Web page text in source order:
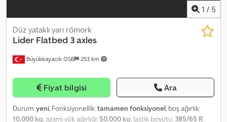
1 / 5
Büyükkayacık OSB 253 km
Düz yataklı yarı römork
Lider Flatbed 3 axles
Fiyat bilgisi Ara
Durum:yeni, Fonksiyonellik:tamamen fonksiyonel, boş ağırlık:
10.000 kg, azami yük ağırlığı: 50.000 kg, lastik boyutu: 385/65 R